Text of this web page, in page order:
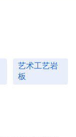
东甘先生成功提交需求
东古先生成功提交需求
艺术工艺岩
板